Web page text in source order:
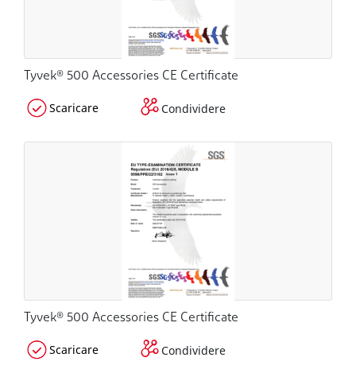
Tyvek® 500 Accessories CE Certificate
Scaricare Condividere
Tyvek® 500 Accessories CE Certificate
Scaricare Condividere